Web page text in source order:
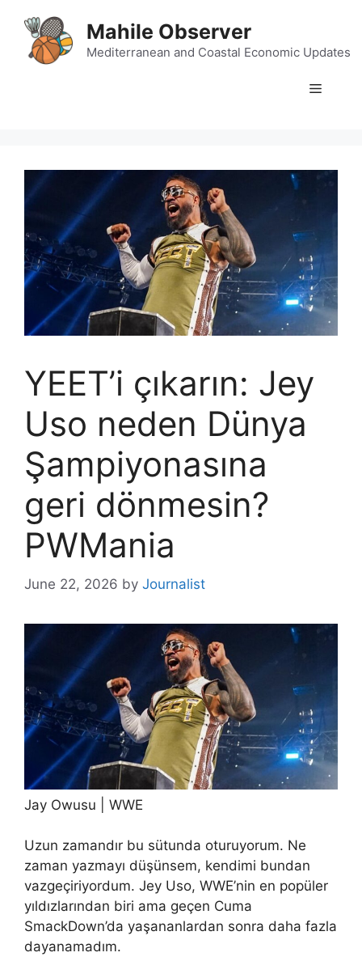
content
Mahile Observer
Mediterranean and Coastal Economic Updates
Menu
YEET’i çıkarın: Jey
Uso neden Dünya
Şampiyonasına
geri dönmesin?
PWMania
June 22, 2026 by Journalist
Jay Owusu | WWE
Uzun zamandır bu sütunda oturuyorum. Ne
zaman yazmayı düşünsem, kendimi bundan
vazgeçiriyordum. Jey Uso, WWE’nin en popüler
yıldızlarından biri ama geçen Cuma
SmackDown’da yaşananlardan sonra daha fazla
dayanamadım.